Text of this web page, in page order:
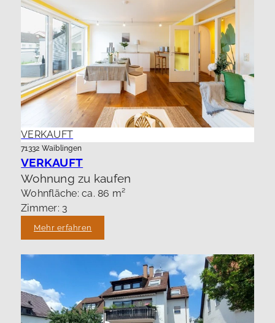
VERKAUFT
71332 Waiblingen
VERKAUFT
Wohnung zu kaufen
Wohnfläche: ca. 86 m²
Zimmer: 3
Mehr erfahren